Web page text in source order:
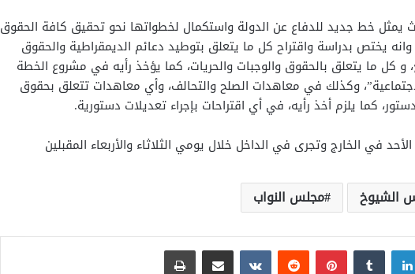
خط جديد للدفاع عن الدولة واستكمال لخطواتها نحو تحقيق كافة الحقوق
يختص بدراسة واقتراح كل ما يتعلق بتوطيد دعائم الديمقراطية والحقوق
و كل ما يتعلق بالحقوق والوجبات والحريات، كما يؤخذ رأيه في مشروع الخطة
وكذلك في معاهدات الصلح والتحالف، وأي معاهدات تتعلق بحقوق
كما يلزم أخذ رأيه، في أي اقتراحات بإجراء تعديلات دستورية.
في الخارج وتجرى في الداخل خلال يومي الثلاثاء والأربعاء المقبلين
الشيوخ مجلس النواب
لينكدإن بينتيريست مشاركة عبر البريد طباعة